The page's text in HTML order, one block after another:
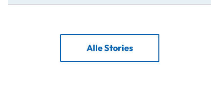
Alle Stories